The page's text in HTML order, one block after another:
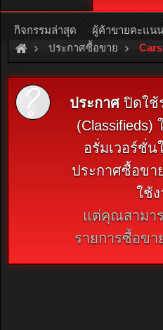
หรืออ่านรายละเอี
ประกาศซื้อขาย
ประกาศปิดใช้
(Classifieds)
อรั่มเวอร์ชั่น
ประกาศซื้อขา
ใช้
แต่คุณสามา
รายการซื้อข
กิจกรรมล่าสุด ผู้ค้าขายคะแน